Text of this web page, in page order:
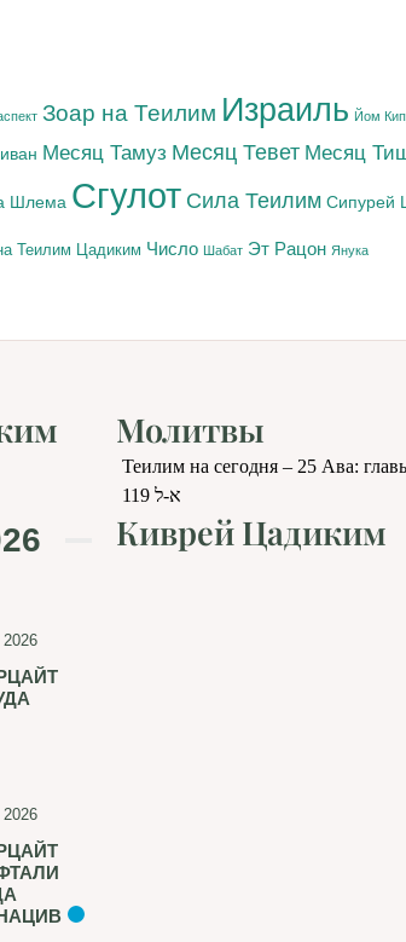
Зоар на Теилим Израиль Йом
Месяц Тамуз Месяц Тевет Месяц
Шлема Сгулот Сила Теилим Сипурей
Теилим Цадиким Число Шабат Эт Рацон Янука
Молитвы
Теилим на сегодня – 25 Ава:
119 א-ל
Киврей Цадиким